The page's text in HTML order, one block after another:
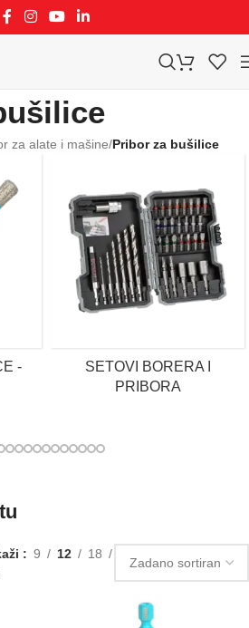
za alate i mašine/Pribor za bušilice
-
SETOVI BORERA I
PRIBORA
9 12
18